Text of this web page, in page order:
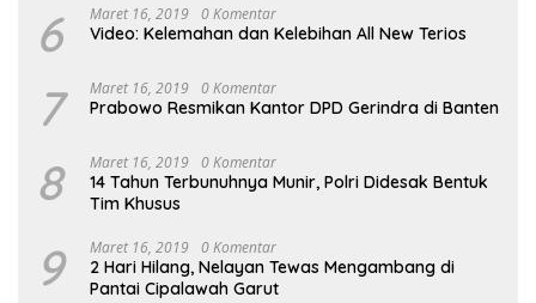
6 Maret 16, 2019 0 Komentar
Video: Kelemahan dan Kelebihan All New Terios
7 Maret 16, 2019 0 Komentar
Prabowo Resmikan Kantor DPD Gerindra di Banten
8 Maret 16, 2019 0 Komentar
14 Tahun Terbunuhnya Munir, Polri Didesak Bentuk
Tim Khusus
9 Maret 16, 2019 0 Komentar
2 Hari Hilang, Nelayan Tewas Mengambang di
Pantai Cipalawah Garut